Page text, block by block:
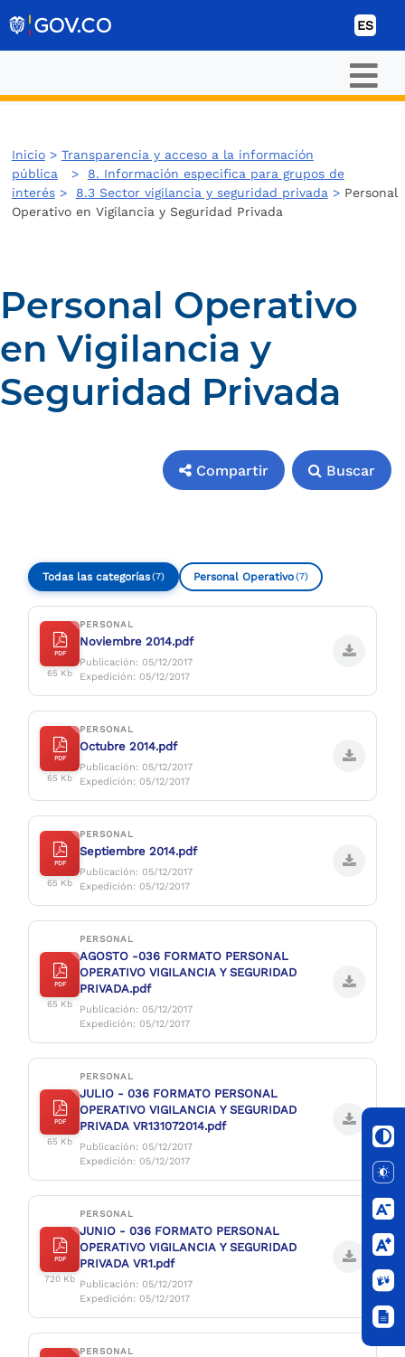
ES
Inicio> Transparencia y acceso a la información
pública > 8. Información especifica para grupos de
interés> 8.3 Sector vigilancia y seguridad privada >Personal
Operativo en Vigilancia y Seguridad Privada
Personal Operativo
en Vigilancia y
Seguridad Privada
Compartir Buscar
Todas las categorías(7) Personal Operativo(7)
PDF
65 Kb
PERSONAL
Noviembre 2014.pdf
Publicación: 05/12/2017
Expedición: 05/12/2017
PDF
65 Kb
PERSONAL
Octubre 2014.pdf
Publicación: 05/12/2017
Expedición: 05/12/2017
PDF
65 Kb
PERSONAL
Septiembre 2014.pdf
Publicación: 05/12/2017
Expedición: 05/12/2017
PDF
65 Kb
PERSONAL
AGOSTO -036 FORMATO PERSONAL
OPERATIVO VIGILANCIA Y SEGURIDAD
PRIVADA.pdf
Publicación: 05/12/2017
Expedición: 05/12/2017
PDF
65 Kb
PERSONAL
JULIO - 036 FORMATO PERSONAL
OPERATIVO VIGILANCIA Y SEGURIDAD
PRIVADA VR131072014.pdf
Publicación: 05/12/2017
Expedición: 05/12/2017
PDF
720 Kb
PERSONAL
JUNIO - 036 FORMATO PERSONAL
OPERATIVO VIGILANCIA Y SEGURIDAD
PRIVADA VR1.pdf
Publicación: 05/12/2017
Expedición: 05/12/2017
PERSONAL